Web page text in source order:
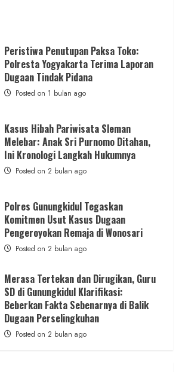
Peristiwa Penutupan Paksa Toko:
Polresta Yogyakarta Terima Laporan
Dugaan Tindak Pidana
Posted on 1 bulan ago
Kasus Hibah Pariwisata Sleman
Melebar: Anak Sri Purnomo Ditahan,
Ini Kronologi Langkah Hukumnya
Posted on 2 bulan ago
Polres Gunungkidul Tegaskan
Komitmen Usut Kasus Dugaan
Pengeroyokan Remaja di Wonosari
Posted on 2 bulan ago
Merasa Tertekan dan Dirugikan, Guru
SD di Gunungkidul Klarifikasi:
Beberkan Fakta Sebenarnya di Balik
Dugaan Perselingkuhan
Posted on 2 bulan ago